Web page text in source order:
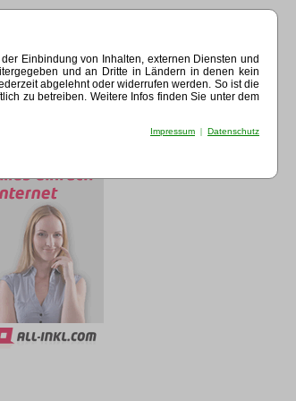
Einbindung von Inhalten, externen Diensten und
und an Dritte in Ländern in denen kein
abgelehnt oder widerrufen werden. So ist die
zu betreiben. Weitere Infos finden Sie unter dem
Impressum | Datenschutz